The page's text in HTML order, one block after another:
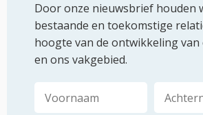
Door onze nieuwsbrief houden
bestaande en toekomstige
hoogte van de ontwikkeling
en ons vakgebied.